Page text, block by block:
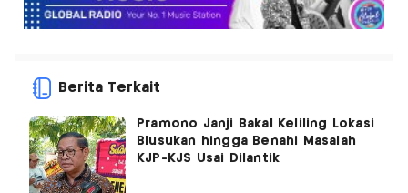
Berita Terkait
Pramono Janji Bakal Keliling Lokasi
Blusukan hingga Benahi Masalah
KJP-KJS Usai Dilantik